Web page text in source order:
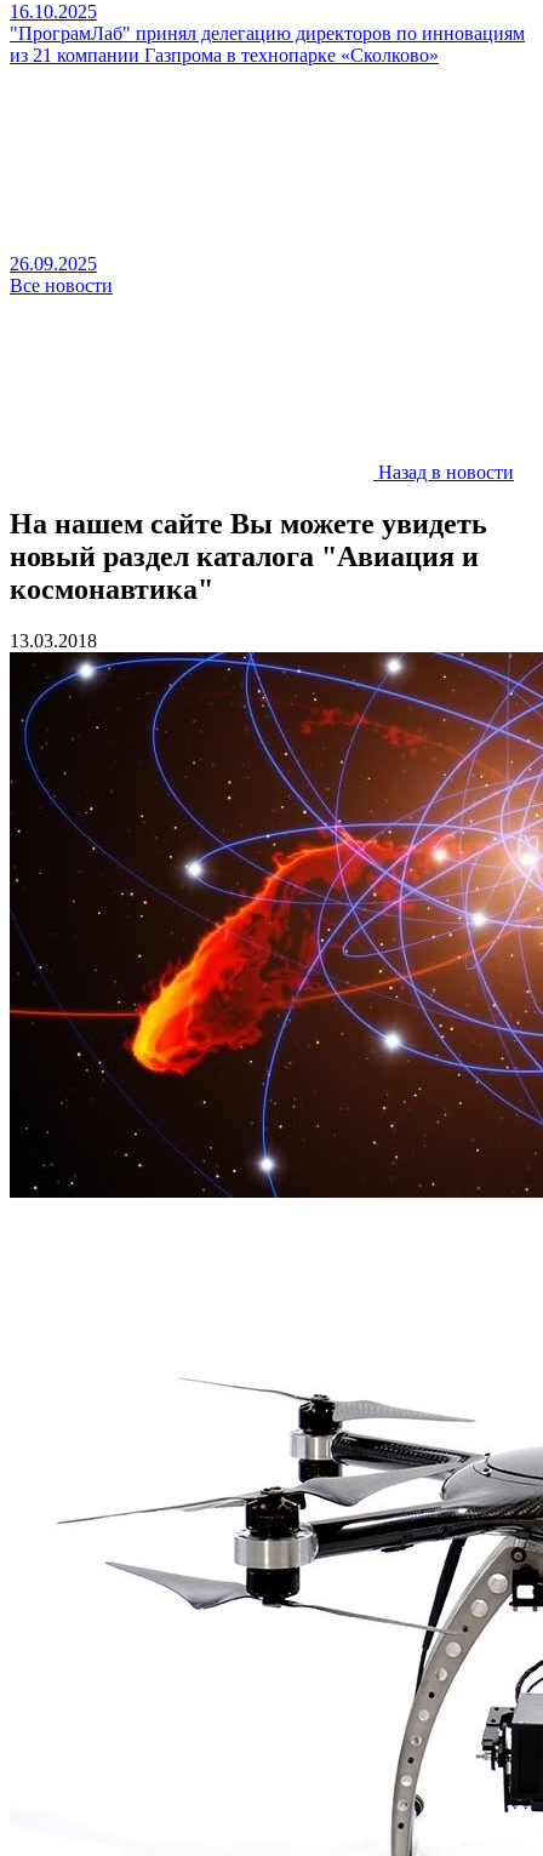
16.10.2025
"ПрограмЛаб" принял делегацию директоров по инновациям
из 21 компании Газпрома в технопарке «Сколково»
26.09.2025
Все новости
Назад в новости
На нашем сайте Вы можете увидеть
новый раздел каталога "Авиация и
космонавтика"
13.03.2018